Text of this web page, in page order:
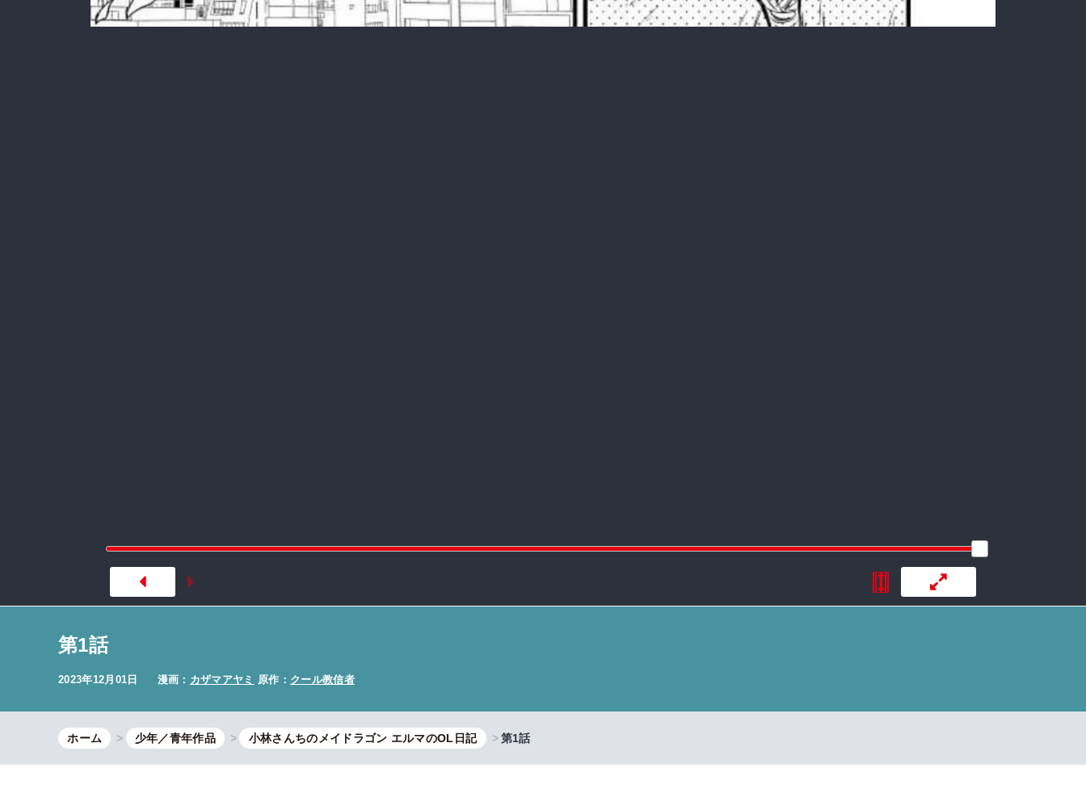
第1話
2023年12月01日 漫画： カザマアヤミ 原作： クール教信者
ホーム 少年／青年作品 小林さんちのメイドラゴン エルマのOL日記 第1話